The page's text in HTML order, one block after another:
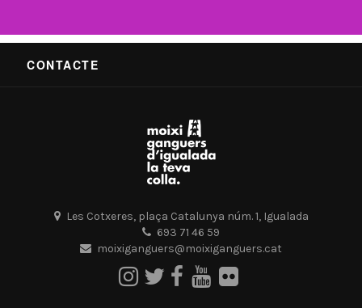
CONTACTE
Les Cotxeres, plaça Catalunya núm. 1, Igualada
693 71 46 59
moixiganguers@moixiganguers.cat